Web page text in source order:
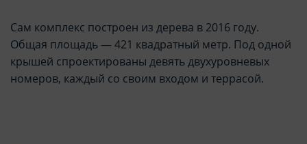
Сам комплекс построен из дерева в 2016 году.
Общая площадь — 421 квадратный метр. Под одной
крышей спроектированы девять двухуровневых
номеров, каждый со своим входом и террасой.